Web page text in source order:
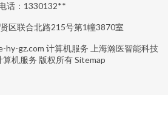
话：1330132**
区联合北路215号第1幢3870室
hy-gz.com 计算机服务 上海瀚医智能科技
算机服务 版权所有Sitemap